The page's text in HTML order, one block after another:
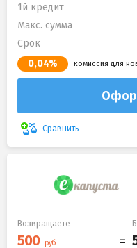
1й кредит
Макс. сумма
Срок
0,04% комиссия для
Сравнить
Возвращаете